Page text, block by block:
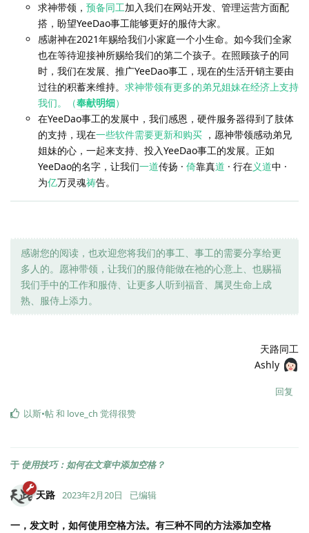
求神带领， 预备同工加入我们在网站开发、管理运营方面配
搭，盼望YeeDao事工能够更好的服侍大家。
感谢神在2021年赐给我们小家庭一个小生命。如今我们全家
也在等待迎接神所赐给我们的第二个孩子。在照顾孩子的同
时，我们在发展、推广YeeDao事工，现在的生活开销主要由
过往的积蓄来维持。 求神带领有更多的弟兄姐妹在经济上支持
我们。（奉献明细）
在YeeDao事工的发展中，我们感恩，硬件服务器得到了肢体
的支持，现在一些软件需要更新和购买 ，愿神带领感动弟兄
姐妹的心，一起来支持、投入YeeDao事工的发展。正如
YeeDao的名字，让我们一道传扬 · 倚靠真道 · 行在义道中 ·
为亿万灵魂祷告。
感谢您的阅读，也欢迎您将我们的事工、事工的需要分享给更
多人的。愿神带领，让我们的服侍能做在祂的心意上、也赐福
我们手中的工作和服侍、让更多人听到福音、属灵生命上成
熟、服侍上添力。
天路同工
Ashly
回复
以斯•帖和 love_ch 觉得很赞
于 使用技巧：如何在文章中添加空格？
天路 2023年2月20日 已编辑
一，发文时，如何使用空格方法。有三种不同的方法添加空格